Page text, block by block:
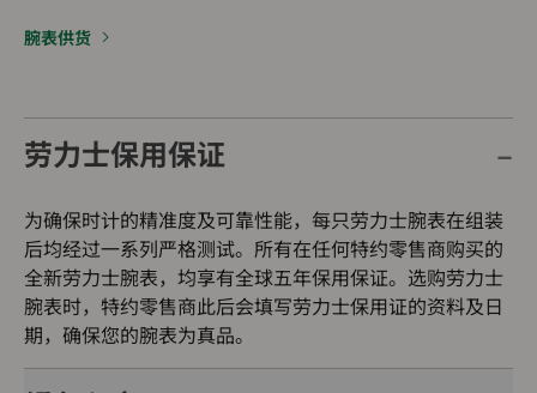
腕表供货
劳力士保用保证
为确保时计的精准度及可靠性能，每只劳力士腕表在组装
后均经过一系列严格测试。所有在任何特约零售商购买的
全新劳力士腕表，均享有全球五年保用保证。选购劳力士
腕表时，特约零售商此后会填写劳力士保用证的资料及日
期，确保您的腕表为真品。